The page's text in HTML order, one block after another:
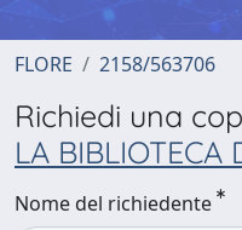
FLORE 2158/563706
Richiedi una
LA BIBLIOTECA
Nome del richiedente